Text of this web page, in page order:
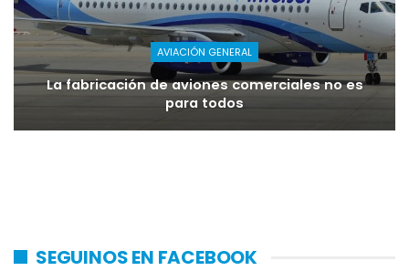
AVIACIÓN GENERAL
La fabricación de aviones comerciales no es
para todos
SEGUINOS EN FACEBOOK